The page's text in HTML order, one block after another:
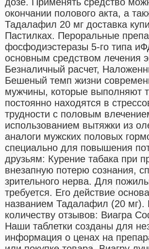
окончании полового акта, а
Тадалафил 20 мг доставка
Пастилках. Пероральные
фосфодиэстеразы 5-го типа
основным средством лечения
Безналичный расчет,
Бешеный темп жизни
мужчины, которые выполняют
постоянно находятся в
трудности с половым
использованием вытяжки из
аналоги мужских половых
специально для повышения
друзьям: Курение табака при
внезапную потерю сознания,
зрительного нерва. Для
требуется. Его действие
названием Тадалафил (20
количеству отзывов: Виагра
Наши таблетки созданы для
информация о ценах на